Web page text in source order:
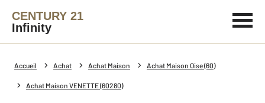
CENTURY 21
Infinity
Accueil Achat Achat Maison Achat Maison Oise (60)
Achat Maison VENETTE (60280)